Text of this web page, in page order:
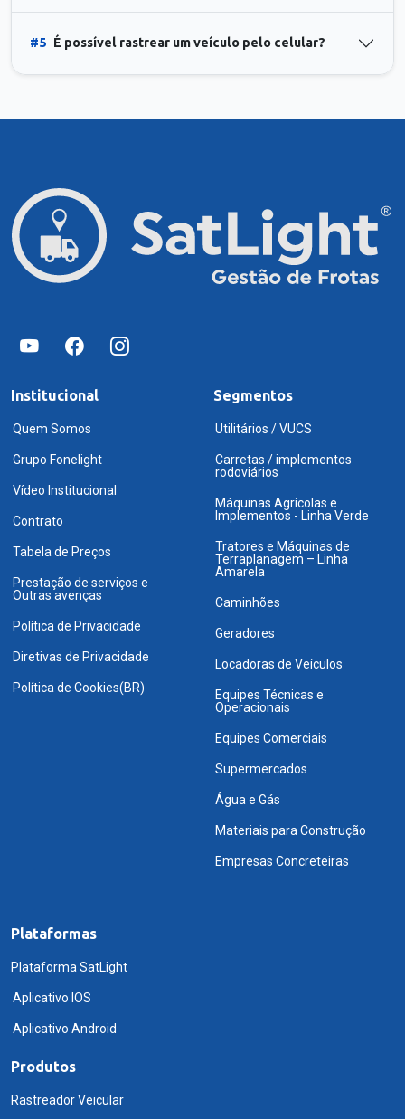
#5 É possível rastrear um veículo pelo celular?
Institucional
Quem Somos
Grupo Fonelight
Vídeo Institucional
Contrato
Tabela de Preços
Prestação de serviços e
Outras avenças
Política de Privacidade
Diretivas de Privacidade
Política de Cookies(BR)
Segmentos
Utilitários / VUCS
Carretas / implementos
rodoviários
Máquinas Agrícolas e
Implementos - Linha Verde
Tratores e Máquinas de
Terraplanagem – Linha
Amarela
Caminhões
Geradores
Locadoras de Veículos
Equipes Técnicas e
Operacionais
Equipes Comerciais
Supermercados
Água e Gás
Materiais para Construção
Empresas Concreteiras
Plataformas
Plataforma SatLight
Aplicativo IOS
Aplicativo Android
Produtos
Rastreador Veicular